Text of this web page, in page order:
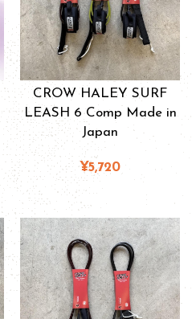
CROW HALEY SURF
LEASH 6 Comp Made in
Japan
¥5,720